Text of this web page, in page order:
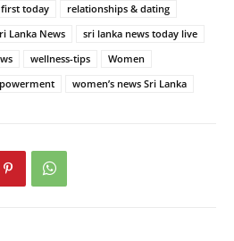
first today
relationships & dating
Lanka News
sri lanka news today live
wellness-tips
Women
women’s news Sri Lanka